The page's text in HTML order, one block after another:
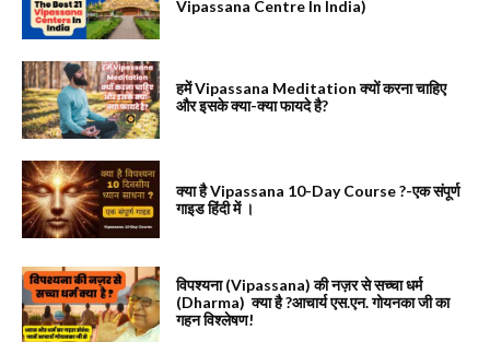
Vipassana Centre In India)
हमें Vipassana Meditation क्यों करना चाहिए
और इसके क्या-क्या फायदे है?
क्या है Vipassana 10-Day Course ?-एक संपूर्ण
गाइड हिंदी में ।
विपश्यना (Vipassana) की नज़र से सच्चा धर्म
(Dharma) क्या है ?आचार्य एस.एन. गोयनका जी का
गहन विश्लेषण!